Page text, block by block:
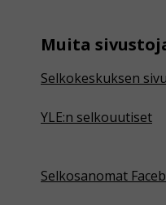
Muita
Selkokeskuksen
YLE:n selkouutiset
Selkosanomat